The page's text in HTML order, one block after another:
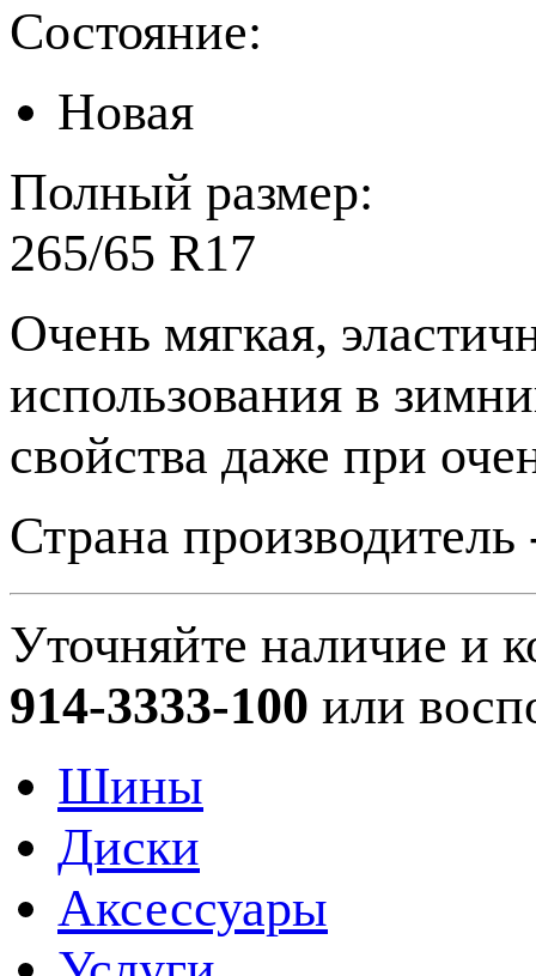
Состояние:
Новая
Полный размер:
265/65 R17
Очень мягкая,
использования в
свойства даже при
Страна
Уточняйте наличие и
914-3333-100 или
Шины
Диски
Аксессуары